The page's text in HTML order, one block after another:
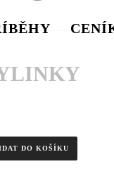
DO KOŠÍKU